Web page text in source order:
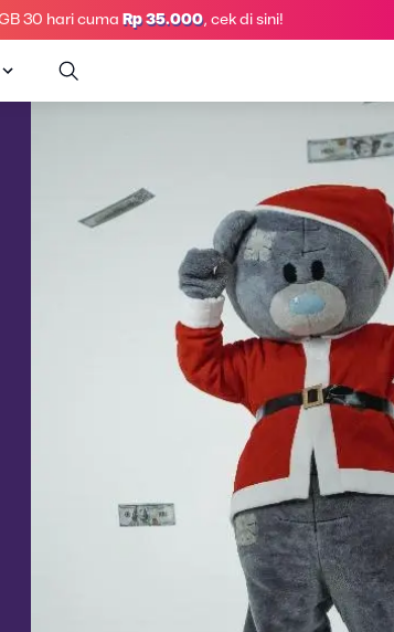
30 hari cuma Rp 35.000, cek di sini!